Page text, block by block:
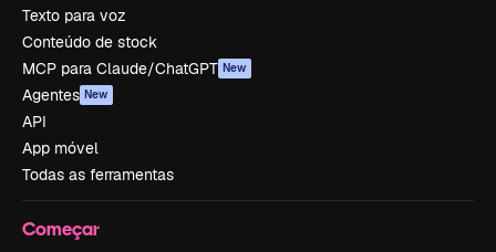
Texto para voz
Conteúdo de stock
MCP para Claude/ChatGPT New
Agentes New
API
App móvel
Todas as ferramentas
Começar